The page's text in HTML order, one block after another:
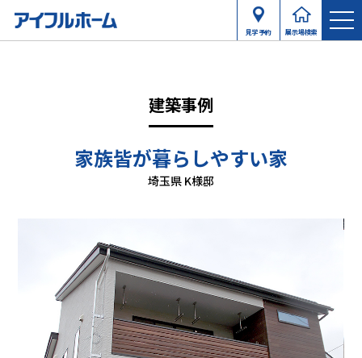
見学予約 展示場検索
建築事例
家族皆が暮らしやすい家
埼玉県 K様邸